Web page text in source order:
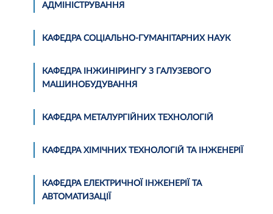
АДМІНІСТРУВАННЯ
КАФЕДРА СОЦІАЛЬНО-ГУМАНІТАРНИХ НАУК
КАФЕДРА ІНЖИНІРИНГУ З ГАЛУЗЕВОГО
МАШИНОБУДУВАННЯ
КАФЕДРА МЕТАЛУРГІЙНИХ ТЕХНОЛОГІЙ
КАФЕДРА ХІМІЧНИХ ТЕХНОЛОГІЙ ТА ІНЖЕНЕРІЇ
КАФЕДРА ЕЛЕКТРИЧНОЇ ІНЖЕНЕРІЇ ТА
АВТОМАТИЗАЦІЇ